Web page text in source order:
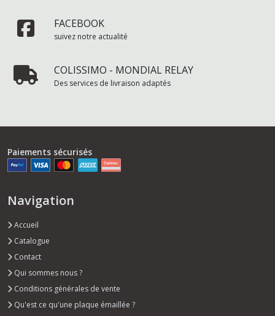
FACEBOOK
suivez notre actualité
COLISSIMO - MONDIAL RELAY
Des services de livraison adaptés
Paiements sécurisés
Navigation
Accueil
Catalogue
Contact
Qui sommes nous ?
Conditions générales de vente
Qu'est ce qu'une plaque émaillée ?